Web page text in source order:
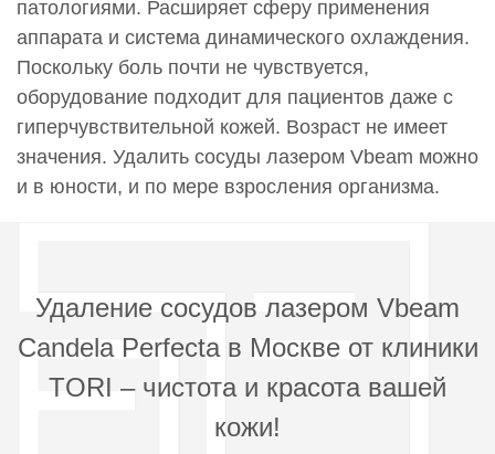
0001827
Лазерная коагуляция Вибим (Vbeam) Винные пятна
свыше 100 см2
39 000 руб.
0001828
Лазерная коагуляция Вибим (Vbeam) Лицо (разлитой
купероз, розацеа до 600 импульсов)
Лазерная коагуляция Вибим (Vbeam) Нос
11 000 руб.
Лазерная коагуляция Вибим (Vbeam) Подбородок
патологиями. Расширяет сферу применения
аппарата и система динамического охлаждения.
Поскольку боль почти не чувствуется,
оборудование подходит для пациентов даже с
гиперчувствительной кожей. Возраст не имеет
значения. Удалить сосуды лазером Vbeam можно
и в юности, и по мере взросления организма.
Удаление сосудов лазером Vbeam
Candela Perfecta в Москве от клиники
TORI – чистота и красота вашей
кожи!